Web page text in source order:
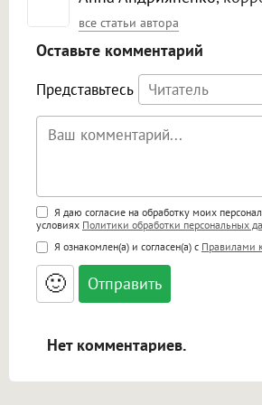
все статьи автора
Оставьте комментарий
Представьтесь
Поддержка HTML
<b>, <strong>, <u>, <i>, <em>,
<small>, <sup>, <sub>, <pre>,
<blockquote>, <code>
адреса URL автоматически
ссылками, и [img]адрес[/img]
Я даю согласие на обработку моих
условиях Политики обработки персональных
Я ознакомлен(а) и согласен(а) с Правилами
🙂
Нет комментариев.